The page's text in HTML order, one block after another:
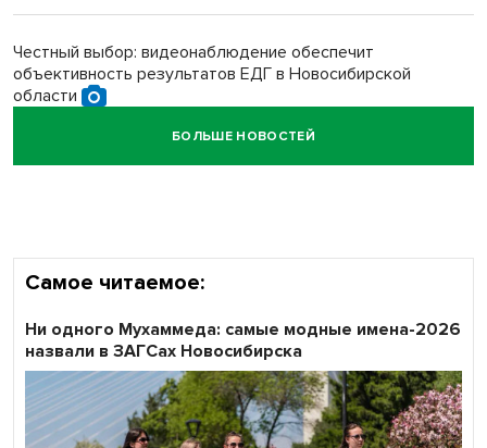
Честный выбор: видеонаблюдение обеспечит
объективность результатов ЕДГ в Новосибирской
области
Кибертанки пошли в бой: «Ростелеком» объявляет
БОЛЬШЕ НОВОСТЕЙ
Самое читаемое:
Ни одного Мухаммеда: самые модные имена-2026
назвали в ЗАГСах Новосибирска